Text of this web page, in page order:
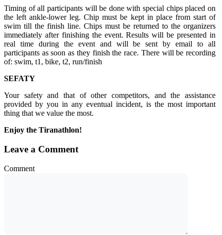
Timing of all participants will be done with special chips placed on
the left ankle-lower leg. Chip must be kept in place from start of
swim till the finish line. Chips must be returned to the organizers
immediately after finishing the event. Results will be presented in
real time during the event and will be sent by email to all
participants as soon as they finish the race. There will be recording
of: swim, t1, bike, t2, run/finish
SEFATY
Your safety and that of other competitors, and the assistance
provided by you in any eventual incident, is the most important
thing that we value the most.
Enjoy the Tiranathlon!
Leave a Comment
Comment